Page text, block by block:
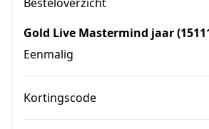
Gold Live Mastermind jaar
Eenmalig
Kortingscode